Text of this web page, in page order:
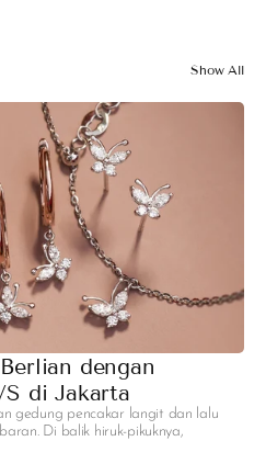
Show All
dengan
di Jakarta
gedung pencakar langit dan lalu
Di balik hiruk-pikuknya,